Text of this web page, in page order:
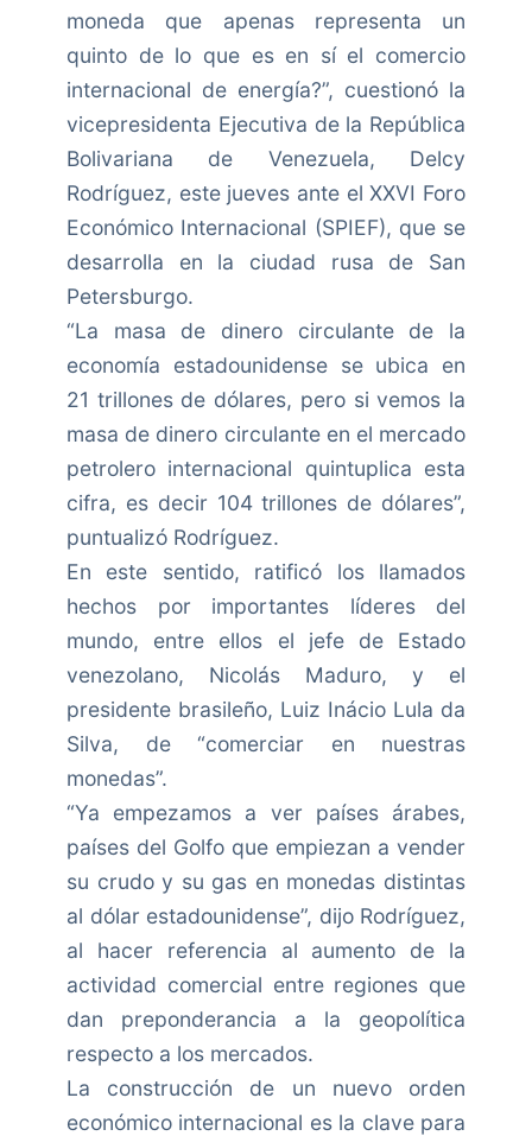
moneda que apenas representa un
quinto de lo que es en sí el comercio
internacional de energía?”, cuestionó la
vicepresidenta Ejecutiva de la República
Bolivariana de Venezuela, Delcy
Rodríguez, este jueves ante el XXVI Foro
Económico Internacional (SPIEF), que se
desarrolla en la ciudad rusa de San
Petersburgo.
“La masa de dinero circulante de la
economía estadounidense se ubica en
21 trillones de dólares, pero si vemos la
masa de dinero circulante en el mercado
petrolero internacional quintuplica esta
cifra, es decir 104 trillones de dólares”,
puntualizó Rodríguez.
En este sentido, ratificó los llamados
hechos por importantes líderes del
mundo, entre ellos el jefe de Estado
venezolano, Nicolás Maduro, y el
presidente brasileño, Luiz Inácio Lula da
Silva, de “comerciar en nuestras
monedas”.
“Ya empezamos a ver países árabes,
países del Golfo que empiezan a vender
su crudo y su gas en monedas distintas
al dólar estadounidense”, dijo Rodríguez,
al hacer referencia al aumento de la
actividad comercial entre regiones que
dan preponderancia a la geopolítica
respecto a los mercados.
La construcción de un nuevo orden
económico internacional es la clave para